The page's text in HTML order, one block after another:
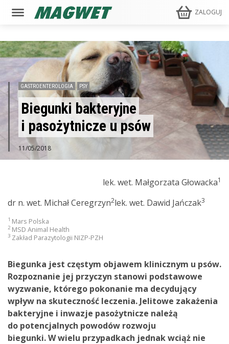
ZALOGUJ
GASTROENTEROLOGIA PSY
Biegunki bakteryjne
i pasożytnicze u psów
11/05/2018
lek. wet. Małgorzata Głowacka1
dr n. wet. Michał Ceregrzyn2lek. wet. Dawid Jańczak3
1 Mars Polska
2 MSD Animal Health
3 Zakład Parazytologii NIZP-PZH
Biegunka jest częstym objawem klinicznym u psów.
Rozpoznanie jej przyczyn stanowi podstawowe
wyzwanie, którego pokonanie ma decydujący
wpływ na skuteczność leczenia. Jelitowe zakażenia
bakteryjne i inwazje pasożytnicze należą
do potencjalnych powodów rozwoju
biegunki. W wielu przypadkach jednak wciąż nie